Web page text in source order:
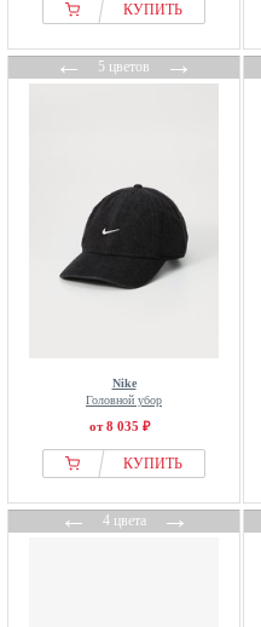
КУПИТЬ
←5 цветов→
Nike
Головной убор
от 8 035 ₽
КУПИТЬ
←4 цвета→